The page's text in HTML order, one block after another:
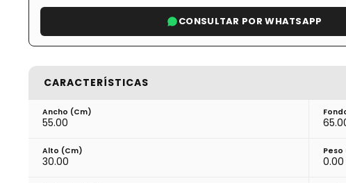
CONSULTAR POR WHATSAPP
CARACTERÍSTICAS
Ancho (cm)
55.00
Alto (cm)
30.00 0.00